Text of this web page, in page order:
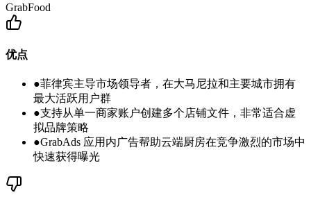
GrabFood
优点
●菲律宾主导市场领导者，在大马尼拉和主要城市拥有
最大活跃用户群
●支持从单一商家账户创建多个店铺文件，非常适合虚
拟品牌策略
●GrabAds 应用内广告帮助云端厨房在竞争激烈的市场中
快速获得曝光